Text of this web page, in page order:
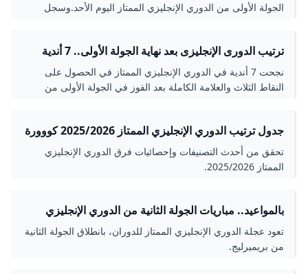
الجولة الأولى من الدوري الإنجليزي الممتاز اليوم الأحد.وسجل
ترتيب الدورى الإنجليزى بعد نهاية الجولة الأولى.. 7 أندية
بالعلامة الكاملة - اليوم السابع
نجحت 7 أندية في الدوري الإنجليزي الممتاز في الحصول على
النقاط الثلاث والعلامة الكاملة بعد الفوز في الجولة الأولى من
جدول ترتيب الدوري الإنجليزي الممتاز 2025/2026 كووورة
تحقق من أحدث التصنيفات وإحصائيات فرق الدوري الإنجليزي
الممتاز 2025/2026.
بالمواعيد.. مباريات الجولة الثانية من الدوري الإنجليزي
يلاكورة
تعود عجلة الدوري الإنجليزي الممتاز للدوران، بانطلاق الجولة الثانية
من بريميرليج.